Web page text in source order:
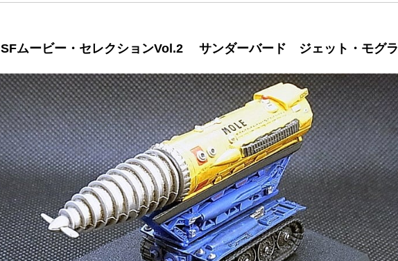
SFムービー・セレクションVol.2 サンダーバード ジェット・モグラ